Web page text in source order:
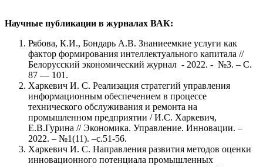
Научные публикации в журналах ВАК:
Рябова, К.И., Бондарь А.В. Знаниеемкие услуги как
фактор формирования интеллектуального капитала //
Белорусский экономический журнал - 2022. - №3. – С.
87 — 101.
Харкевич И. С. Реализация стратегий управления
информационным обеспечением в процессе
технического обслуживания и ремонта на
промышленном предприятии / И.С. Харкевич,
Е.В.Гурина // Экономика. Управление. Инновации. –
2022. – №1(11). –с.51-56.
Харкевич И. С. Направления развития методов оценки
инновационного потенциала промышленных